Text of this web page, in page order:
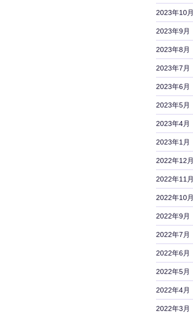
2023年10月
2023年9月
2023年8月
2023年7月
2023年6月
2023年5月
2023年4月
2023年1月
2022年12月
2022年11月
2022年10月
2022年9月
2022年7月
2022年6月
2022年5月
2022年4月
2022年3月